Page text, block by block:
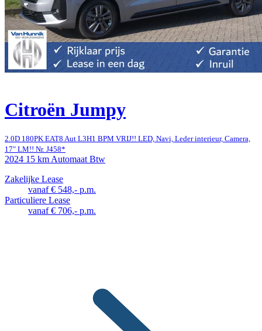
Citroën Jumpy
2.0D 180PK EAT8 Aut L3H1 BPM VRIJ!! LED, Navi, Leder interieur, Camera,
17" LM!! Nr. J458*
2024 15 kmAutomaatBtw
Zakelijke Lease
vanaf € 548,- p.m.
Particuliere Lease
vanaf € 706,- p.m.